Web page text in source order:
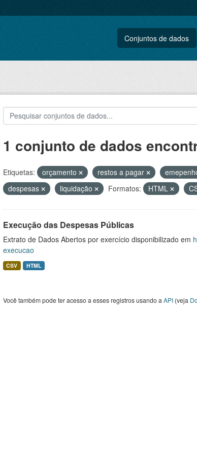
Conjuntos de dados
1 conjunto de dados
Etiquetas: orçamento restos a pagar
despesas
liquidação Formatos: HTML
Execução das Despesas Públicas
Extrato de Dados Abertos por exercício disponibilizado em
execucao
CSV HTML
Você também pode ter acesso a esses registros usando a API(veja